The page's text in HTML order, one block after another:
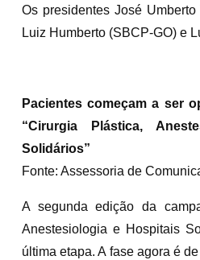
Os presidentes José
Luiz Humberto (SBCP-GO) e
Pacientes começam a ser
“Cirurgia Plástica,
Solidários”
Fonte: Assessoria de
A segunda edição da
Anestesiologia e Hospitais
última etapa. A fase agora é